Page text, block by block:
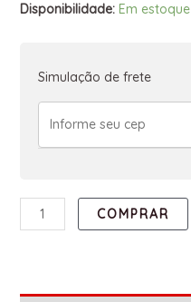
Disponibilidade: Em estoque
Simulação de frete
COMPRAR